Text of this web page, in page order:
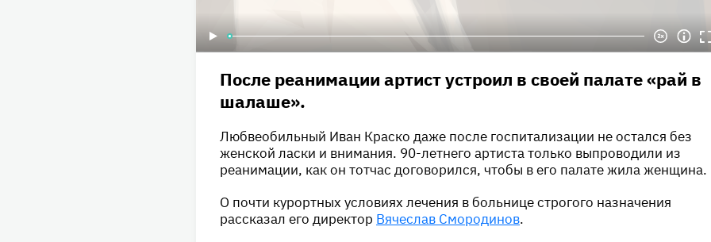
После реанимации артист устроил в своей палате «рай в
шалаше».
Любвеобильный Иван Краско даже после госпитализации не остался без
женской ласки и внимания. 90-летнего артиста только выпроводили из
реанимации, как он тотчас договорился, чтобы в его палате жила женщина.
О почти курортных условиях лечения в больнице строгого назначения
рассказал его директор Вячеслав Смородинов.